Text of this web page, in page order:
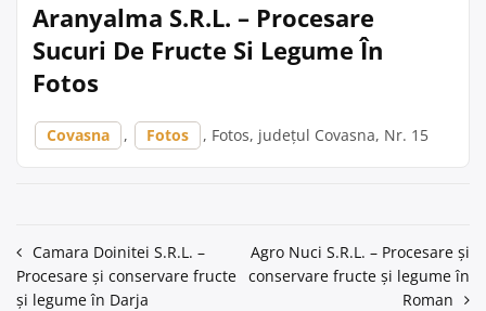
Aranyalma S.R.L. – Procesare
Sucuri De Fructe Si Legume În
Fotos
Covasna , Fotos , Fotos, județul Covasna, Nr. 15
Navigare
în
Camara Doinitei S.R.L. –
Procesare și conservare fructe
și legume în Darja
Agro Nuci S.R.L. – Procesare și
conservare fructe și legume în
Roman